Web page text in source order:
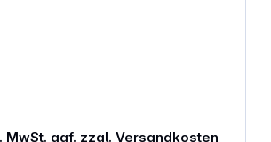
MwSt. ggf. zzgl. Versandkosten